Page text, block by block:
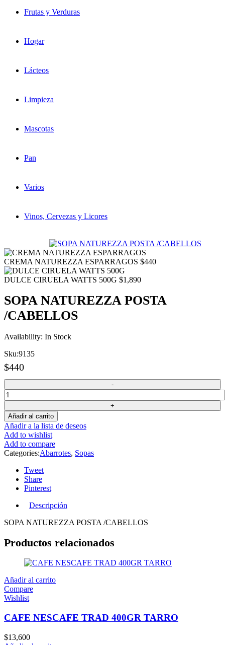
Frutas y Verduras
Hogar
Lácteos
Limpieza
Mascotas
Pan
Varios
Vinos, Cervezas y Licores
CREMA NATUREZZA ESPARRAGOS $440
DULCE CIRUELA WATTS 500G $1,890
SOPA NATUREZZA POSTA
/CABELLOS
Availability: In Stock
Sku:9135
$440
Añadir al carrito
Añadir a la lista de deseos
Add to wishlist
Add to compare
Categories:Abarrotes, Sopas
Tweet
Share
Pinterest
Descripción
SOPA NATUREZZA POSTA /CABELLOS
Productos relacionados
Añadir al carrito
Compare
Wishlist
CAFE NESCAFE TRAD 400GR TARRO
$13,600